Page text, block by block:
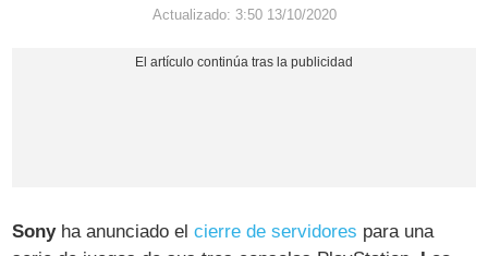
Actualizado: 3:50 13/10/2020
Sonyha anunciado elcierre de servidores para una